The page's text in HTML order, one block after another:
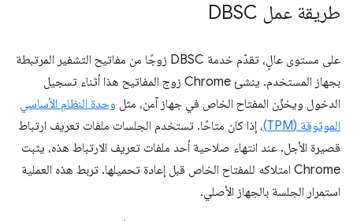
طريقة عمل DBSC
على مستوى عالٍ، تقدّم خدمة DBSC زوجًا من مفاتيح التشفير المرتبطة
بجهاز المستخدم. ينشئ Chrome زوج المفاتيح هذا أثناء تسجيل
الدخول ويخزّن المفتاح الخاص في جهاز آمن، مثل وحدة النظام الأساسي
الموثوقة (TPM)
، إذا كان متاحًا. تستخدم الجلسات ملفات تعريف ارتباط
قصيرة الأجل. عند انتهاء صلاحية أحد ملفات تعريف الارتباط هذه، يثبت
Chrome امتلاكه للمفتاح الخاص قبل إعادة تحميلها. تربط هذه العملية
استمرار الجلسة بالجهاز الأصلي.